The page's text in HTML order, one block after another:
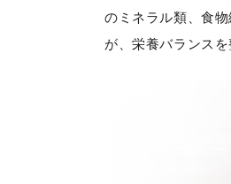
のミネラル類、食
が、栄養バランス